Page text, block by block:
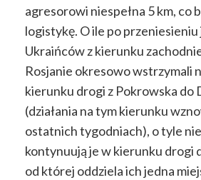
agresorowi niespełna 5 km, co
logistykę. O ile po przeniesieniu
Ukraińców z kierunku
Rosjanie okresowo wstrzymali
kierunku drogi z Pokrowska do
(działania na tym kierunku
ostatnich tygodniach), o tyle
kontynuują je w kierunku drogi
od której oddziela ich jedna